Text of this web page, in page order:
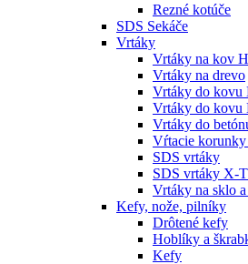
Rezné kotúče
SDS Sekáče
Vrtáky
Vrtáky na kov
Vrtáky na drevo
Vrtáky do kovu
Vrtáky do kovu
Vrtáky do
Vŕtacie korunky
SDS vrtáky
SDS vrtáky X-
Vrtáky na sklo
Kefy, nože, pilníky
Drôtené kefy
Hoblíky a
Kefy